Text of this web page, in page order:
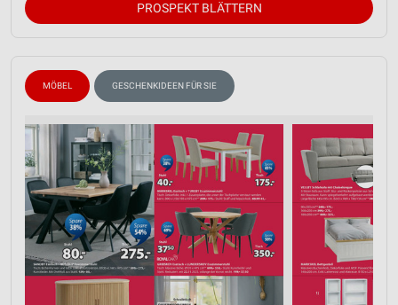
PROSPEKT BLÄTTERN
MÖBEL GESCHENKIDEEN FÜR SIE